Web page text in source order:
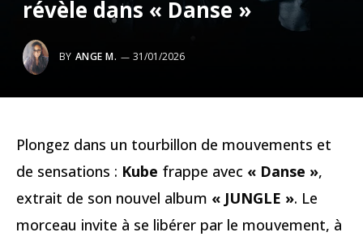
révèle dans « Danse »
BY ANGE M. 31/01/2026
Plongez dans un tourbillon de mouvements et
de sensations : Kube frappe avec « Danse »,
extrait de son nouvel album « JUNGLE ». Le
morceau invite à se libérer par le mouvement, à